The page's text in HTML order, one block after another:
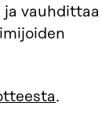
vauhdittaa
.